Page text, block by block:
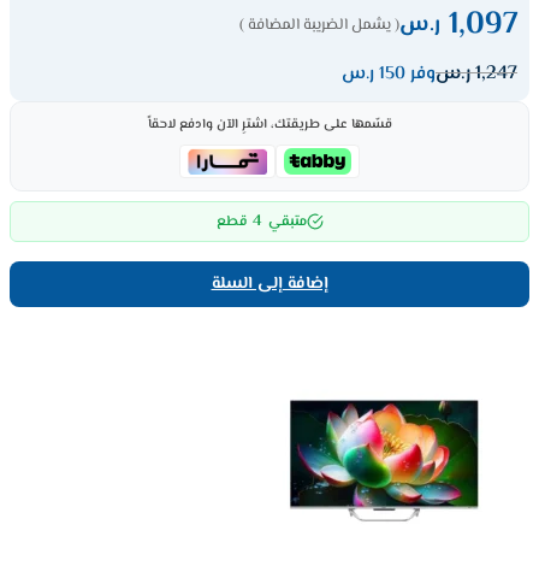
1,097 ر.س( يشمل الضريبة المضافة )
1,247ر.سوفر 150 ر.س
قسّمها على طريقتك، اشترِ الآن وادفع لاحقاً
متبقي 4 قطع
إضافة إلى السلة